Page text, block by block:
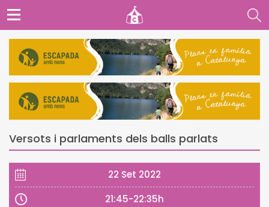
Versots i parlaments dels balls parlats
22 Set 2022
21:45-22:35h